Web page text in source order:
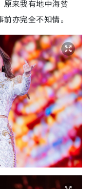
来我有地中海贫
亦完全不知情。